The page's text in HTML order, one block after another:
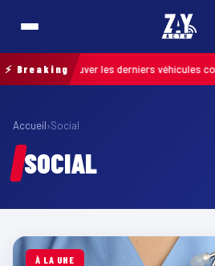
⚡ Breaking
retrouver les derniers véhicules concernés
Accueil›Social
SOCIAL
À LA UNE